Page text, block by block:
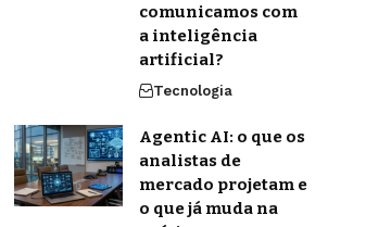
comunicamos com
a inteligência
artificial?
Tecnologia
Agentic AI: o que os
analistas de
mercado projetam e
o que já muda na